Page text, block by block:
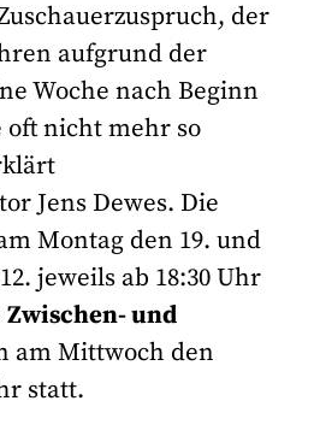
der
aufgrund der
Woche nach Beginn
oft nicht mehr so
Jens Dewes. Die
Montag den 19. und
jeweils ab 18:30 Uhr
Zwischen- und
am Mittwoch den
statt.